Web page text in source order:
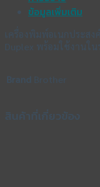
ข้อมูลเพิ่มเติม
เครื่องพิมพ์อเนกประส
Duplex พร้อมใช้งานใ
Brand Brother
สินค้าที่เกี่ยวข้อง